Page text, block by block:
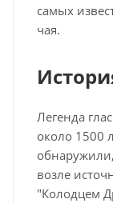
самых
чая.
Легенда
около 1500
возле
"Колодцем